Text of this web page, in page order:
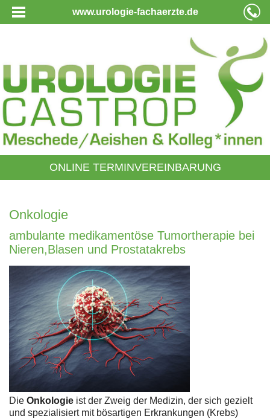
www.urologie-fachaerzte.de
ONLINE TERMINVEREINBARUNG
Onkologie
ambulante medikamentöse Tumortherapie bei
Nieren,Blasen und Prostatakrebs
Die Onkologie ist der Zweig der Medizin, der sich gezielt
und spezialisiert mit bösartigen Erkrankungen (Krebs)